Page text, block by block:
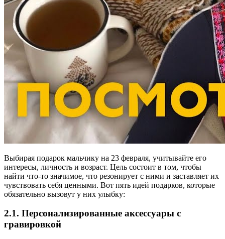
Выбирая подарок мальчику на 23 февраля, учитывайте его
интересы, личность и возраст. Цель состоит в том, чтобы
найти что-то значимое, что резонирует с ними и заставляет их
чувствовать себя ценными. Вот пять идей подарков, которые
обязательно вызовут у них улыбку:
2.1. Персонализированные аксессуары с
гравировкой